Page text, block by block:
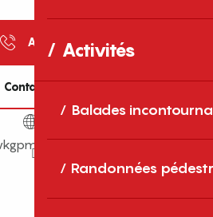
Activités
Balades
Randonnées
Appeler
Contactez-nous